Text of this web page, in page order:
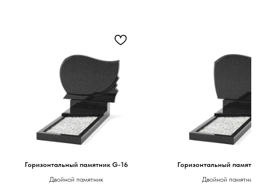
Горизонтальный памятник G-16
Двойной памятник
Горизонтальный
Двойной памятник